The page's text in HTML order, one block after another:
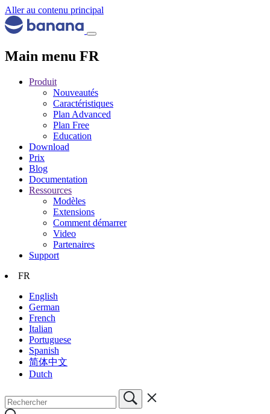
Aller au contenu principal
Main menu FR
Produit
Nouveautés
Caractéristiques
Plan Advanced
Plan Free
Education
Download
Prix
Blog
Documentation
Ressources
Modèles
Extensions
Comment démarrer
Video
Partenaires
Support
FR
English
German
French
Italian
Portuguese
Spanish
简体中文
Dutch